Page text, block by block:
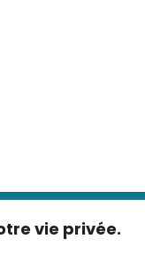
vie privée.